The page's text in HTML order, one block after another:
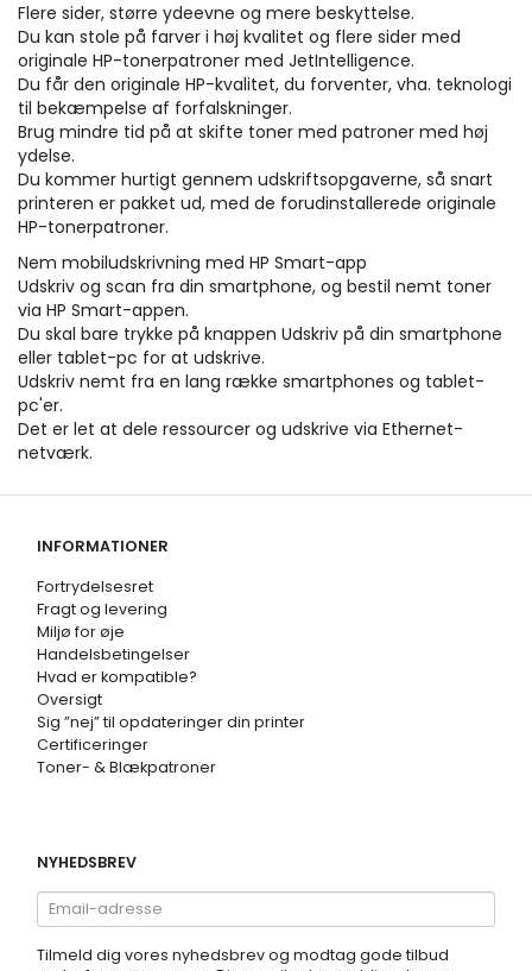
Flere sider, større ydeevne og mere beskyttelse.
Du kan stole på farver i høj kvalitet og flere sider med
originale HP-tonerpatroner med JetIntelligence.
Du får den originale HP-kvalitet, du forventer, vha. teknologi
til bekæmpelse af forfalskninger.
Brug mindre tid på at skifte toner med patroner med høj
ydelse.
Du kommer hurtigt gennem udskriftsopgaverne, så snart
printeren er pakket ud, med de forudinstallerede originale
HP-tonerpatroner.
Nem mobiludskrivning med HP Smart-app
Udskriv og scan fra din smartphone, og bestil nemt toner
via HP Smart-appen.
Du skal bare trykke på knappen Udskriv på din smartphone
eller tablet-pc for at udskrive.
Udskriv nemt fra en lang række smartphones og tablet-
pc'er.
Det er let at dele ressourcer og udskrive via Ethernet-
netværk.
INFORMATIONER
Fortrydelsesret
Fragt og levering
Miljø for øje
Handelsbetingelser
Hvad er kompatible?
Oversigt
Sig ”nej” til opdateringer din printer
Certificeringer
Toner- & Blækpatroner
NYHEDSBREV
Email-
adresse
Tilmeld dig vores nyhedsbrev og modtag gode tilbud